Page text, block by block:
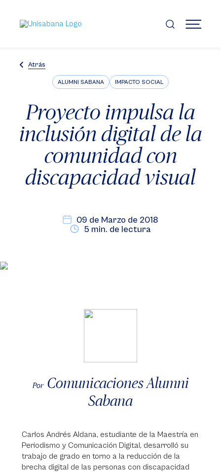
contenido
principal
MENÚ
Atrás
ALUMNI SABANA IMPACTO SOCIAL
Proyecto impulsa la
inclusión digital de la
comunidad con
discapacidad visual
09 de Marzo de 2018
5 min. de lectura
Por Comunicaciones Alumni
Sabana
Carlos Andrés Aldana, estudiante de la Maestría en
Periodismo y Comunicación Digital, desarrolló su
trabajo de grado en torno a la reducción de la
brecha digital de las personas con discapacidad